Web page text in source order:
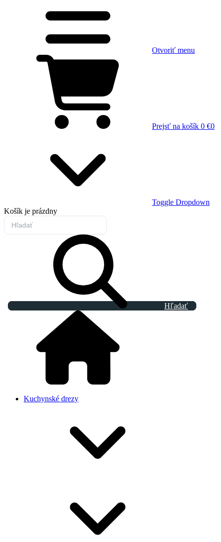
Otvoriť menu
Prejsť na košík 0 €0
Toggle Dropdown
Košík je prázdny
Hľadať
Kuchynské drezy